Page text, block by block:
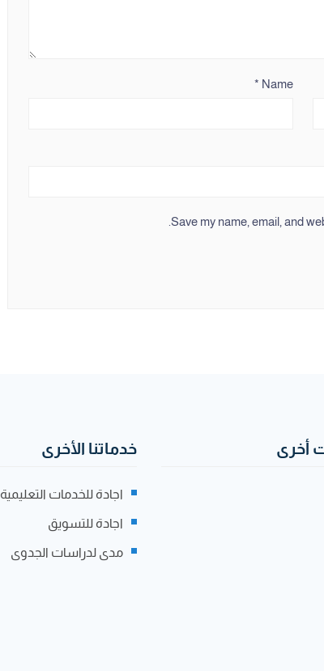
Name
*
Save my name, email, and
أخرى خدماتنا الأخرى
اجادة للخدمات التعليمية
اجادة للتسويق
مدى لدراسات الجدوى